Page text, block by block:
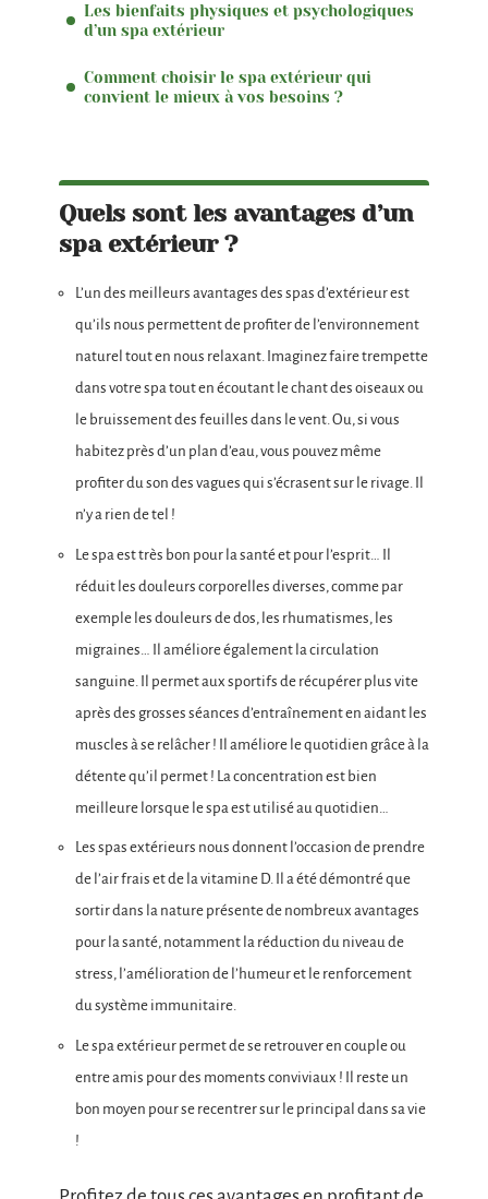
Les bienfaits physiques et psychologiques
d’un spa extérieur
Comment choisir le spa extérieur qui
convient le mieux à vos besoins ?
Quels sont les avantages d’un
spa extérieur ?
L’un des meilleurs avantages des spas d’extérieur est
qu’ils nous permettent de profiter de l’environnement
naturel tout en nous relaxant. Imaginez faire trempette
dans votre spa tout en écoutant le chant des oiseaux ou
le bruissement des feuilles dans le vent. Ou, si vous
habitez près d’un plan d’eau, vous pouvez même
profiter du son des vagues qui s’écrasent sur le rivage. Il
n’y a rien de tel !
Le spa est très bon pour la santé et pour l’esprit… Il
réduit les douleurs corporelles diverses, comme par
exemple les douleurs de dos, les rhumatismes, les
migraines… Il améliore également la circulation
sanguine. Il permet aux sportifs de récupérer plus vite
après des grosses séances d’entraînement en aidant les
muscles à se relâcher ! Il améliore le quotidien grâce à la
détente qu’il permet ! La concentration est bien
meilleure lorsque le spa est utilisé au quotidien…
Les spas extérieurs nous donnent l’occasion de prendre
de l’air frais et de la vitamine D. Il a été démontré que
sortir dans la nature présente de nombreux avantages
pour la santé, notamment la réduction du niveau de
stress, l’amélioration de l’humeur et le renforcement
du système immunitaire.
Le spa extérieur permet de se retrouver en couple ou
entre amis pour des moments conviviaux ! Il reste un
bon moyen pour se recentrer sur le principal dans sa vie
!